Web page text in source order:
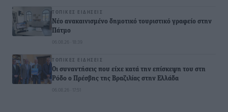
ΤΟΠΙΚΈΣ ΕΙΔΉΣΕΙΣ
Νέο ανακαινισμένο δημοτικό τουριστικό γραφείο στην
Πάτμο
06.08.26 · 18:39
ΤΟΠΙΚΈΣ ΕΙΔΉΣΕΙΣ
Οι συναντήσεις που είχε κατά την επίσκεψη του στη
Ρόδο ο Πρέσβης της Βραζιλίας στην Ελλάδα
06.08.26 · 17:51